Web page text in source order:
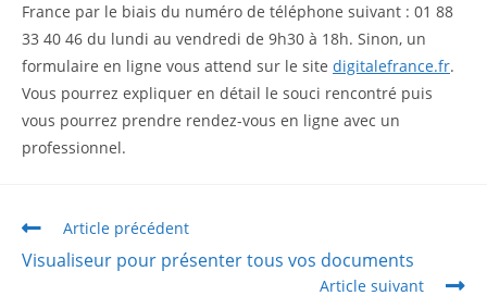
France par le biais du numéro de téléphone suivant : 01 88
33 40 46 du lundi au vendredi de 9h30 à 18h. Sinon, un
formulaire en ligne vous attend sur le site digitalefrance.fr.
Vous pourrez expliquer en détail le souci rencontré puis
vous pourrez prendre rendez-vous en ligne avec un
professionnel.
Article précédent
Visualiseur pour présenter tous vos documents
Article suivant